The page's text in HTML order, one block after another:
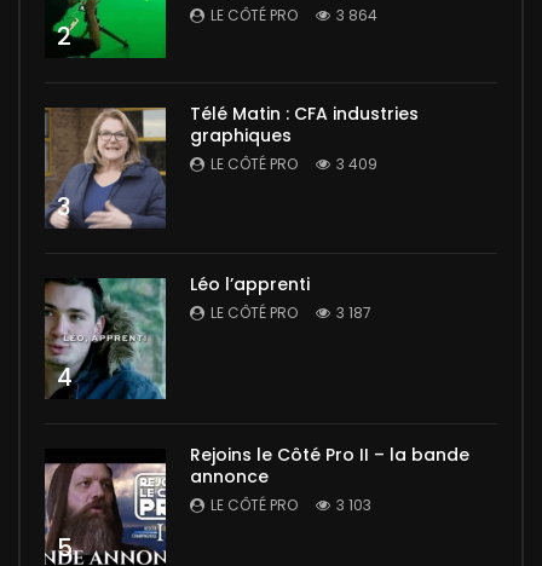
2
LE CÔTÉ PRO 3 864
3
Télé Matin : CFA industries
graphiques
LE CÔTÉ PRO 3 409
4
Léo l’apprenti
LE CÔTÉ PRO 3 187
5
Rejoins le Côté Pro II – la bande
annonce
LE CÔTÉ PRO 3 103